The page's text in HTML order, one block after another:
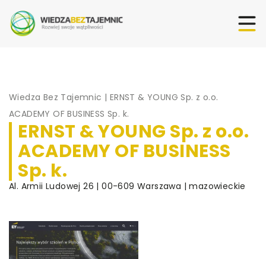
Wiedza Bez Tajemnic | ERNST & YOUNG Sp. z o.o.
ACADEMY OF BUSINESS Sp. k.
ERNST & YOUNG Sp. z o.o.
ACADEMY OF BUSINESS
Sp. k.
Al. Armii Ludowej 26 | 00-609 Warszawa | mazowieckie